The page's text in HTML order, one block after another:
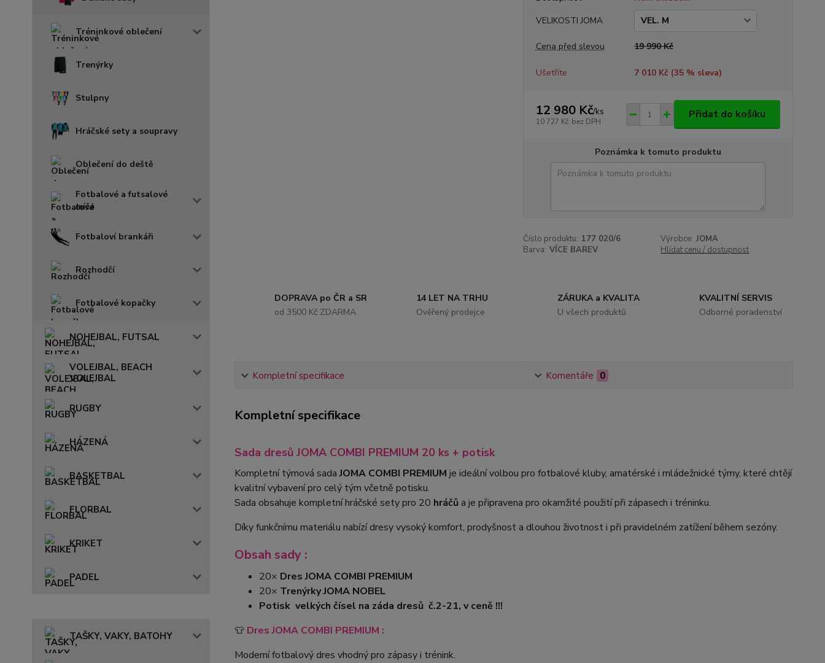
Tréninkové oblečení
Trenýrky
Stulpny
Hráčské sety a soupravy
Oblečení do deště
Fotbalové a futsalové
míče
Fotbaloví brankáři
Rozhodčí
Fotbalové kopačky
NOHEJBAL, FUTSAL
VOLEJBAL, BEACH
VOLEJBAL
RUGBY
HÁZENÁ
BASKETBAL
FLORBAL
KRIKET
PADEL
TAŠKY, VAKY, BATOHY
VELIKOSTI JOMA
Cena před slevou 19 990 Kč
Ušetříte 7 010 Kč (35% sleva)
12 980 Kč/ks
10 727 Kč bez DPH
Přidat do košíku
Poznámka k tomuto produktu
Číslo produktu: 177 020/6 Výrobce: JOMA
Barva: VÍCE BAREV Hlídat cenu / dostupnost
DOPRAVA po ČR a SR
od 3500 Kč ZDARMA
14 LET NA TRHU
Ověřený prodejce
ZÁRUKA a KVALITA
U všech produktů
KVALITNÍ SERVIS
Odborné poradenství
Kompletní specifikace Komentáře 0
Kompletní specifikace
Sada dresů JOMA COMBI PREMIUM 20 ks + potisk
Kompletní týmová sadaJOMA COMBI PREMIUM je ideální volbou pro fotbalové kluby, amatérské i mládežnické týmy, které chtějí
kvalitní vybavení pro celý tým včetně potisku.
Sada obsahuje kompletní hráčské sety pro 20 hráčůa je připravena pro okamžité použití při zápasech i tréninku.
Díky funkčnímu materiálu nabízí dresy vysoký komfort, prodyšnost a dlouhou životnost i při pravidelném zatížení během sezóny.
Obsah sady :
20× Dres JOMA COMBI PREMIUM
20× Trenýrky JOMA NOBEL
Potisk velkých čísel na záda dresů č.2-21, v ceně !!!
👕Dres JOMA COMBI PREMIUM :
Moderní fotbalový dres vhodný pro zápasy i trénink.